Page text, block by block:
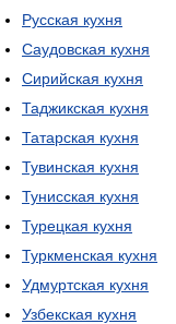
Русская кухня
Саудовская кухня
Сирийская кухня
Таджикская кухня
Татарская кухня
Тувинская кухня
Тунисская кухня
Турецкая кухня
Туркменская кухня
Удмуртская кухня
Узбекская кухня